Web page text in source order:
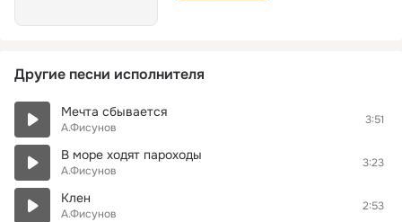
Другие песни исполнителя
Мечта сбывается
А.Фисунов
3:51
В море ходят пароходы
А.Фисунов
3:23
Клен
А.Фисунов
2:53